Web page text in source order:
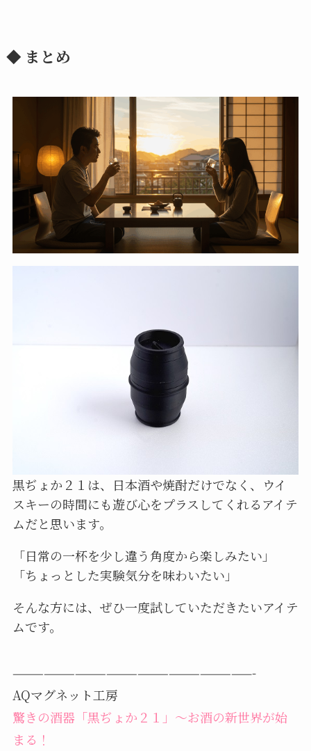
◆ まとめ
黒ぢょか２１は、日本酒や焼酎だけでなく、ウイ
スキーの時間にも遊び心をプラスしてくれるアイテ
ムだと思います。
「日常の一杯を少し違う角度から楽しみたい」
「ちょっとした実験気分を味わいたい」
そんな方には、ぜひ一度試していただきたいアイテ
ムです。
———————————————————————-
AQマグネット工房
驚きの酒器「黒ぢょか２１」～お酒の新世界が始
まる！